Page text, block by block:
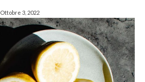
Ottobre 3, 2022